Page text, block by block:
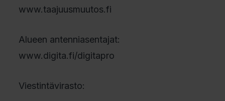
www.taajuusmuutos.fi
Alueen antenniasentajat:
www.digita.fi/digitapro
Viestintävirasto: